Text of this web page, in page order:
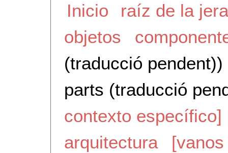
Inicio
raíz de la
objetos
(traducció pendent))
parts (traducció
contexto específico]
arquitectura